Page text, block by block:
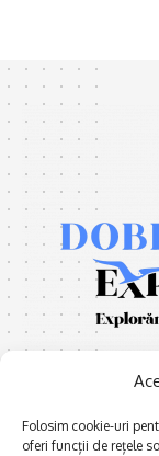
Folosim cookie-uri
oferi funcții de rețele